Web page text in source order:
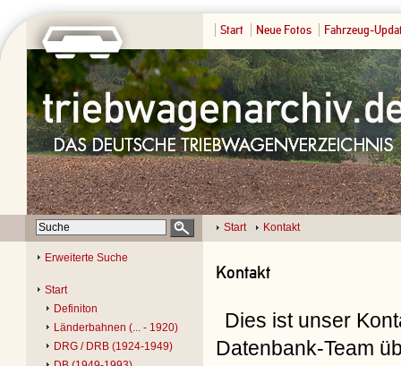
Start Neue Fotos Fahrzeug-
Start Kontakt
Erweiterte Suche
Start
Definiton
Länderbahnen (... - 1920)
DRG / DRB (1924-1949)
Kontakt
Dies ist unser
Datenbank-Team